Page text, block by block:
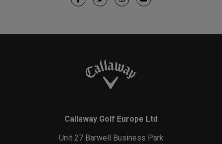
Callaway Golf Europe Ltd
Unit 27 Barwell Business Park